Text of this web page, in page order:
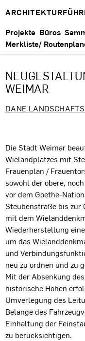
Projekte Büros
Merkliste/
WEIMAR
DANE
Die Stadt Weimar
Wielandplatzes mit
Frauenplan /
sowohl der obere,
vor dem Goethe-
Steubenstraße bis zur
mit dem
Wiederherstellung
um das
und
neu zu ordnen und zu
Mit der Absenkung
historische Höhen
Umverlegung des
Belange des
Einhaltung der
zu berücksichtigen.